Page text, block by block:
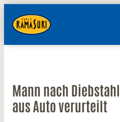
Mann nach
aus Auto verurteilt